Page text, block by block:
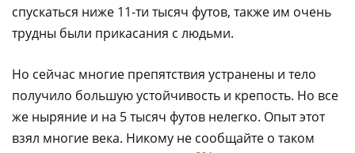
спускаться ниже 11-ти тысяч футов, также им очень
трудны были прикасания с людьми.
Но сейчас многие препятствия устранены и тело
получило большую устойчивость и крепость. Но все
же ныряние и на 5 тысяч футов нелегко. Опыт этот
взял многие века. Никому не сообщайте о таком